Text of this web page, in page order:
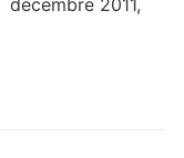
décembre 2011,